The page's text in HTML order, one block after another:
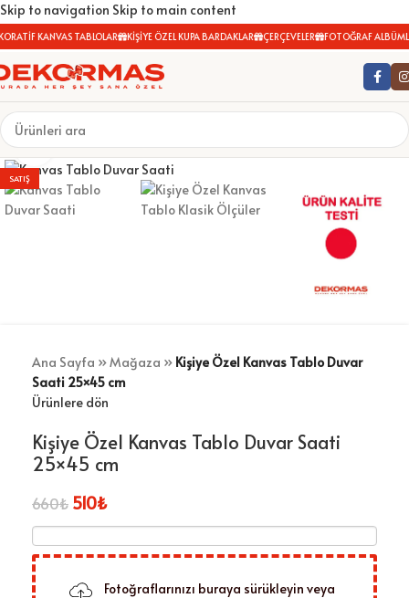
Skip to navigation Skip to main content
KANVAS TABLOLAR KİŞİYE ÖZEL KUPA BARDAKLAR ÇERÇEVELER FOTOĞRAF
SATIŞ
Büyütmek için tıklayın
Ana Sayfa »Mağaza » Kişiye Özel Kanvas Tablo Duvar
Saati 25×45 cm
Ürünlere dön
Kişiye Özel Kanvas Tablo Duvar Saati
25×45 cm
660₺ 510₺
Fotoğraflarınızı buraya sürükleyin veya